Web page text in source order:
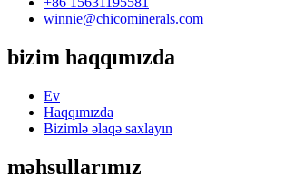
winnie@chicominerals.com
bizim haqqımızda
Ev
Haqqımızda
Bizimlə əlaqə saxlayın
məhsullarımız